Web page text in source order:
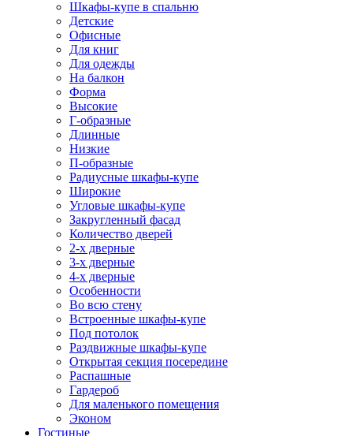
Шкафы-купе в спальню
Детские
Офисные
Для книг
Для одежды
На балкон
Форма
Высокие
Г-образные
Длинные
Низкие
П-образные
Радиусные шкафы-купе
Широкие
Угловые шкафы-купе
Закругленный фасад
Количество дверей
2-х дверные
3-х дверные
4-х дверные
Особенности
Во всю стену
Встроенные шкафы-купе
Под потолок
Раздвижные шкафы-купе
Открытая секция посередине
Распашные
Гардероб
Для маленького помещения
Эконом
Гостиные